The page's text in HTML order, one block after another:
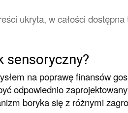
ukryta, w całości
sensoryczny?
na poprawę finansów
odpowiednio
boryka się z różnymi